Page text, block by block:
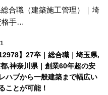
合職（建築施工管理）｜埼
格手…
】27卒｜総合職｜埼玉県,
,神奈川県｜創業60年超の安
ハブから一般建築まで幅広い
ことが可能！